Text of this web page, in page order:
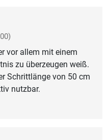
vor allem mit einem
zu überzeugen weiß.
Schrittlänge von 50 cm
nutzbar.